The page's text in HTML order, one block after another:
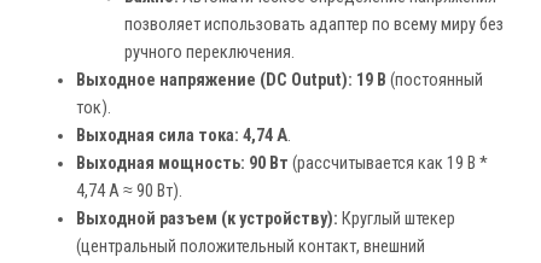
позволяет использовать адаптер по всему миру без
ручного переключения.
Выходное напряжение (DC Output): 19 В (постоянный
ток).
Выходная сила тока: 4,74 А.
Выходная мощность: 90 Вт (рассчитывается как 19 В *
4,74 А ≈ 90 Вт).
Выходной разъем (к устройству): Круглый штекер
(центральный положительный контакт, внешний